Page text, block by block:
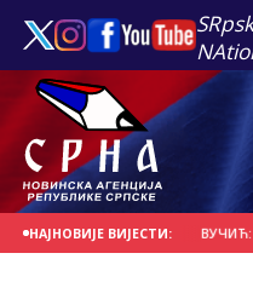
НАЈНОВИЈЕ ВИЈЕСТИ:
111 ЖИВОТА ВУЧИЋ: